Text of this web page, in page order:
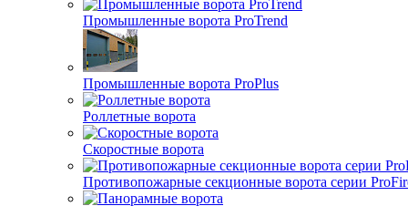
Промышленные ворота ProTrend
Промышленные ворота ProPlus
Роллетные ворота
Скоростные ворота
Противопожарные секционные ворота серии